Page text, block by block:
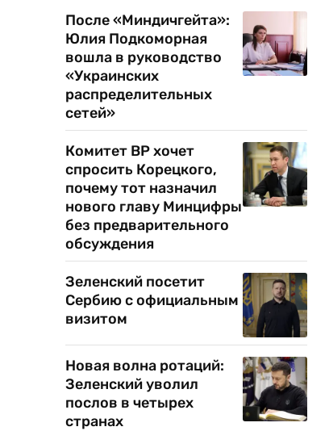
После «Миндичгейта»:
Юлия Подкоморная
вошла в руководство
«Украинских
распределительных
сетей»
Комитет ВР хочет
спросить Корецкого,
почему тот назначил
нового главу Минцифры
без предварительного
обсуждения
Зеленский посетит
Сербию с официальным
визитом
Новая волна ротаций:
Зеленский уволил
послов в четырех
странах